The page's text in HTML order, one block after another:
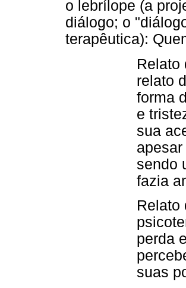
o lebrílope (a
diálogo; o
terapêutica):
Relato
relato
forma
e
sua
sendo
fazia
Relato
perda
suas